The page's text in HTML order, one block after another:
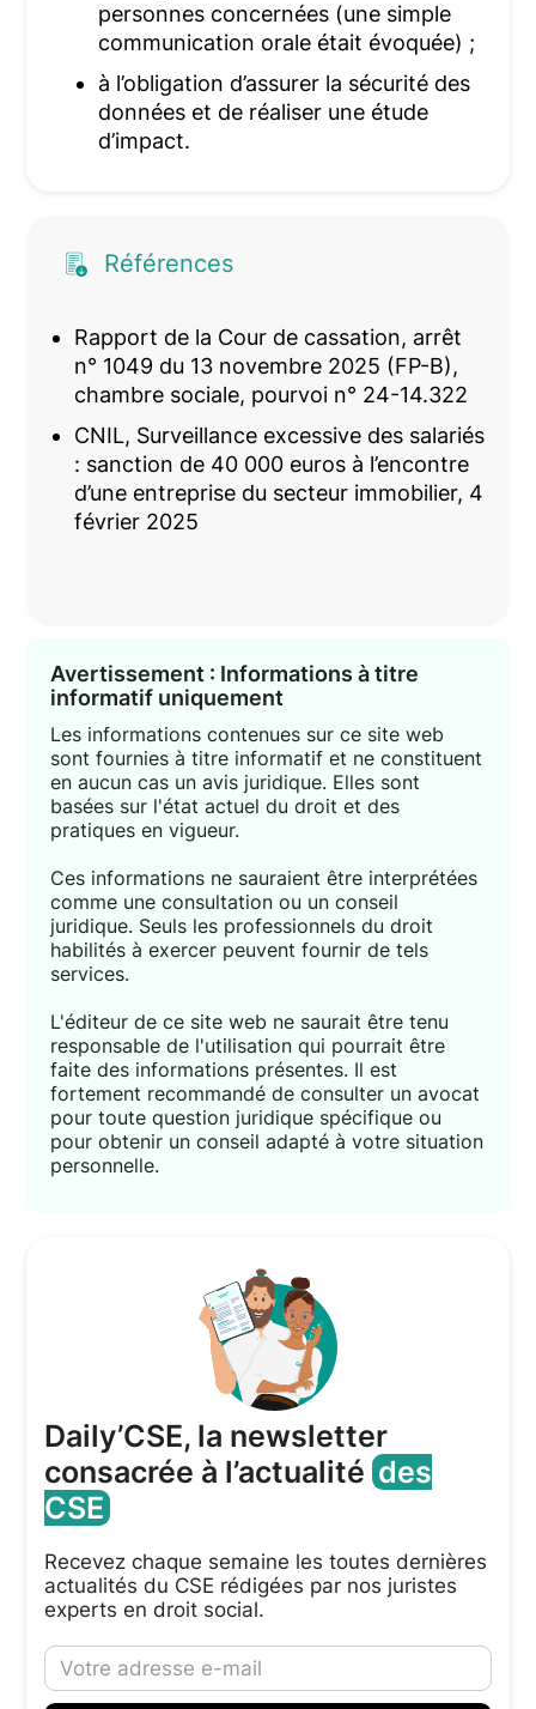
personnes concernées (une simple
communication orale était évoquée) ;
à l’obligation d’assurer la sécurité des
données et de réaliser une étude
d’impact.
Références
Rapport de la Cour de cassation, arrêt
n° 1049 du 13 novembre 2025 (FP-B),
chambre sociale, pourvoi n° 24-14.322
CNIL, Surveillance excessive des salariés
: sanction de 40 000 euros à l’encontre
d’une entreprise du secteur immobilier, 4
février 2025
Avertissement : Informations à titre
informatif uniquement
Les informations contenues sur ce site web
sont fournies à titre informatif et ne constituent
en aucun cas un avis juridique. Elles sont
basées sur l'état actuel du droit et des
pratiques en vigueur.
Ces informations ne sauraient être interprétées
comme une consultation ou un conseil
juridique. Seuls les professionnels du droit
habilités à exercer peuvent fournir de tels
services.
L'éditeur de ce site web ne saurait être tenu
responsable de l'utilisation qui pourrait être
faite des informations présentes. Il est
fortement recommandé de consulter un avocat
pour toute question juridique spécifique ou
pour obtenir un conseil adapté à votre situation
personnelle.
Daily’CSE, la newsletter
consacrée à l’actualitédes
CSE
Recevez chaque semaine les toutes dernières
actualités du CSE rédigées par nos juristes
experts en droit social.